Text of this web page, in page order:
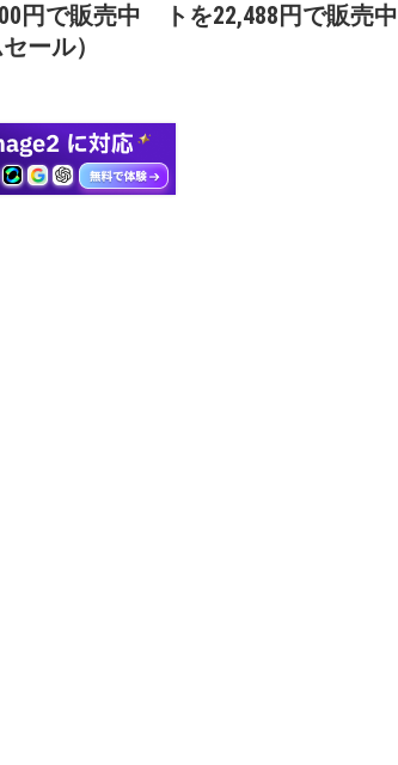
円で販売中
ール）
トを22,488円で販売中